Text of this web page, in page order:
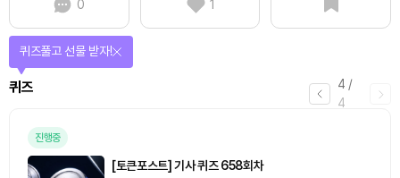
0
1
4 /
4
퀴즈
퀴즈풀고 선물 받자!
진행중
[토큰포스트] 기사 퀴즈 658회차